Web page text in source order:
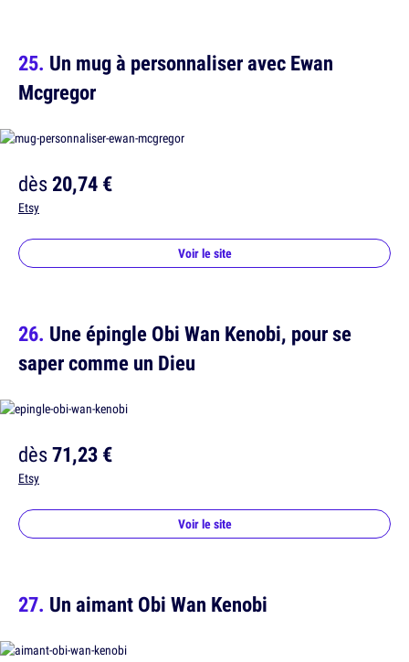
Un mug à personnaliser avec Ewan
Mcgregor
dès20,74 €
Etsy
Voir le site
Une épingle Obi Wan Kenobi, pour se
saper comme un Dieu
dès71,23 €
Etsy
Voir le site
Un aimant Obi Wan Kenobi